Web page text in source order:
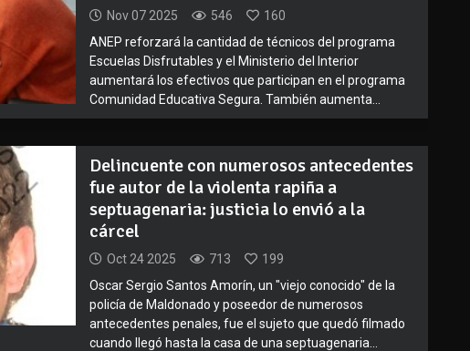
Nov 07 2025 546
160
ANEP reforzará la cantidad de técnicos del programa
Escuelas Disfrutables y el Ministerio del Interior
aumentará los efectivos que participan en el programa
Comunidad Educativa Segura. También aumenta...
Delincuente con numerosos antecedentes
fue autor de la violenta rapiña a
septuagenaria: justicia lo envió a la
cárcel
Oct 24 2025 713
199
Oscar Sergio Santos Amorín, un "viejo conocido" de la
policía de Maldonado y poseedor de numerosos
antecedentes penales, fue el sujeto que quedó filmado
cuando llegó hasta la casa de una septuagenaria...